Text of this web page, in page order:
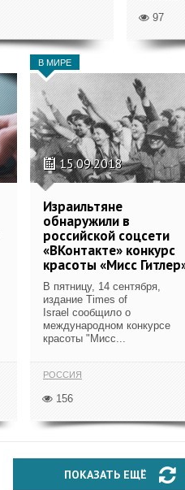
97
В МИРЕ
15.09.2018
Израильтяне
обнаружили в
российской соцсети
«ВКонтакте» конкурс
красоты «Мисс
В пятницу, 14 сентября,
издание Times of
Israel сообщило о
международном конкурсе
красоты "Мисс...
РОССИЯ
156
ПОКАЗАТЬ ЕЩЁ